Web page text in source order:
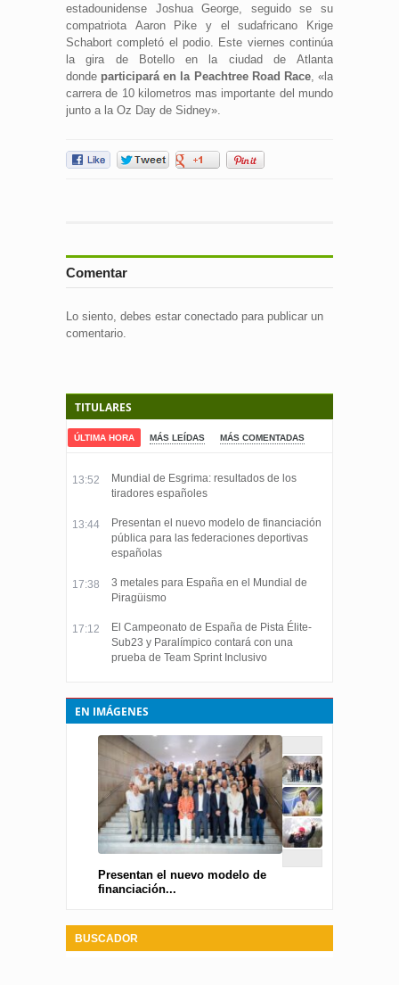
estadounidense Joshua George, seguido se su
compatriota Aaron Pike y el sudafricano Krige
Schabort completó el podio. Este viernes continúa
la gira de Botello en la ciudad de Atlanta
donde participará en la Peachtree Road Race, «la
carrera de 10 kilometros mas importante del mundo
junto a la Oz Day de Sidney».
Comentar
Lo siento, debes estar conectado para publicar un
comentario.
TITULARES
ÚLTIMA HORA MÁS LEÍDAS MÁS COMENTADAS
13:52
Mundial de Esgrima: resultados de los
tiradores españoles
13:44
Presentan el nuevo modelo de financiación
pública para las federaciones deportivas
españolas
17:38
3 metales para España en el Mundial de
Piragüismo
17:12
El Campeonato de España de Pista Élite-
Sub23 y Paralímpico contará con una
prueba de Team Sprint Inclusivo
EN IMÁGENES
Presentan el nuevo modelo de
financiación...
BUSCADOR